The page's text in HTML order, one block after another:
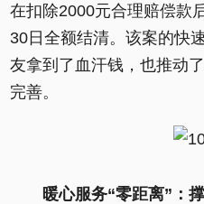
在扣除2000元合理赔偿款
30日全额结清。该案的快
友拿到了血汗钱，也推动
完善。
暖心服务“零距离”：